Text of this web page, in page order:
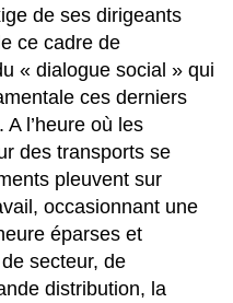
de ses dirigeants
ce cadre de
« dialogue social » qui
ces derniers
l’heure où les
des transports se
pleuvent sur
occasionnant une
éparses et
secteur, de
distribution, la